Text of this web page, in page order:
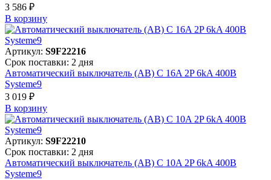
3 586 ₽
В корзинy
Артикул: S9F22216
Срок поставки: 2 дня
Автоматический выключатель (АВ) C 16A 2P 6kA 400В
Systeme9
3 019 ₽
В корзинy
Артикул: S9F22210
Срок поставки: 2 дня
Автоматический выключатель (АВ) C 10A 2P 6kA 400В
Systeme9